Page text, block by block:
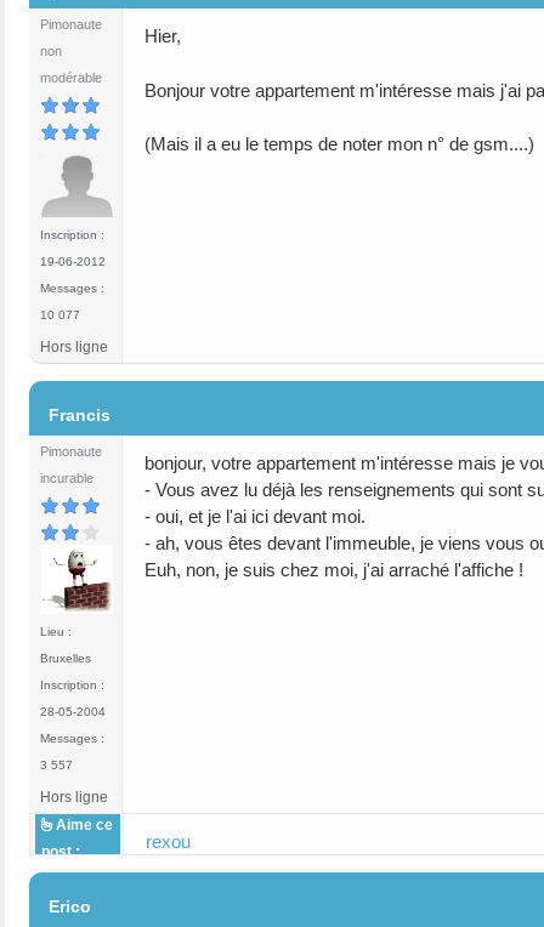
Pimonaute
non
modérable
Inscription :
19-06-2012
Messages :
10 077
Hier,
Bonjour votre appartement m'intéresse mais j'ai
(Mais il a eu le temps de noter mon n° de gsm....)
Hors ligne
Francis
Pimonaute
incurable
Lieu :
Bruxelles
Inscription :
28-05-2004
Messages :
3 557
bonjour, votre appartement m'intéresse mais je
- Vous avez lu déjà les renseignements qui sont
- oui, et je l'ai ici devant moi.
- ah, vous êtes devant l'immeuble, je viens vous
Euh, non, je suis chez moi, j'ai arraché l'affiche !
Hors ligne
Aime ce
post :
rexou
Erico